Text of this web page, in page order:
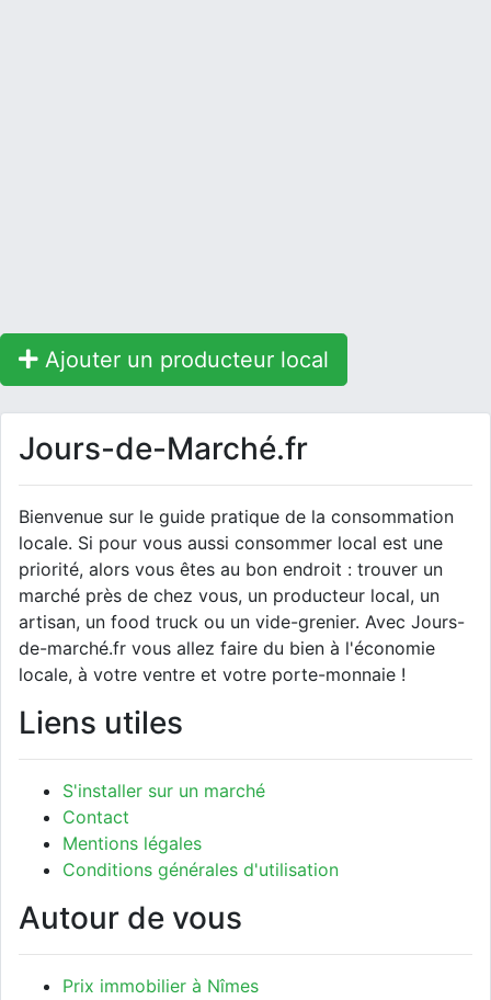
Ajouter un producteur local
Jours-de-Marché.fr
Bienvenue sur le guide pratique de la consommation
locale. Si pour vous aussi consommer local est une
priorité, alors vous êtes au bon endroit : trouver un
marché près de chez vous, un producteur local, un
artisan, un food truck ou un vide-grenier. Avec Jours-
de-marché.fr vous allez faire du bien à l'économie
locale, à votre ventre et votre porte-monnaie !
Liens utiles
S'installer sur un marché
Contact
Mentions légales
Conditions générales d'utilisation
Autour de vous
Prix immobilier à Nîmes